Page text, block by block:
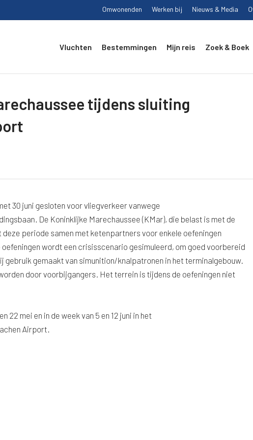
Omwonenden Werken bij Nieuws & Media
Vluchten Bestemmingen Mijn reis Zoek & Boek
tijdens sluiting
30 juni gesloten voor vliegverkeer vanwege
De Koninklijke Marechaussee (KMar), die belast is met de
periode samen met ketenpartners voor enkele oefeningen
wordt een crisisscenario gesimuleerd, om goed voorbereid
gebruik gemaakt van simunition/knalpatronen in het terminalgebouw.
door voorbijgangers. Het terrein is tijdens de oefeningen niet
22 mei en in de week van 5 en 12 juni in het
Airport.